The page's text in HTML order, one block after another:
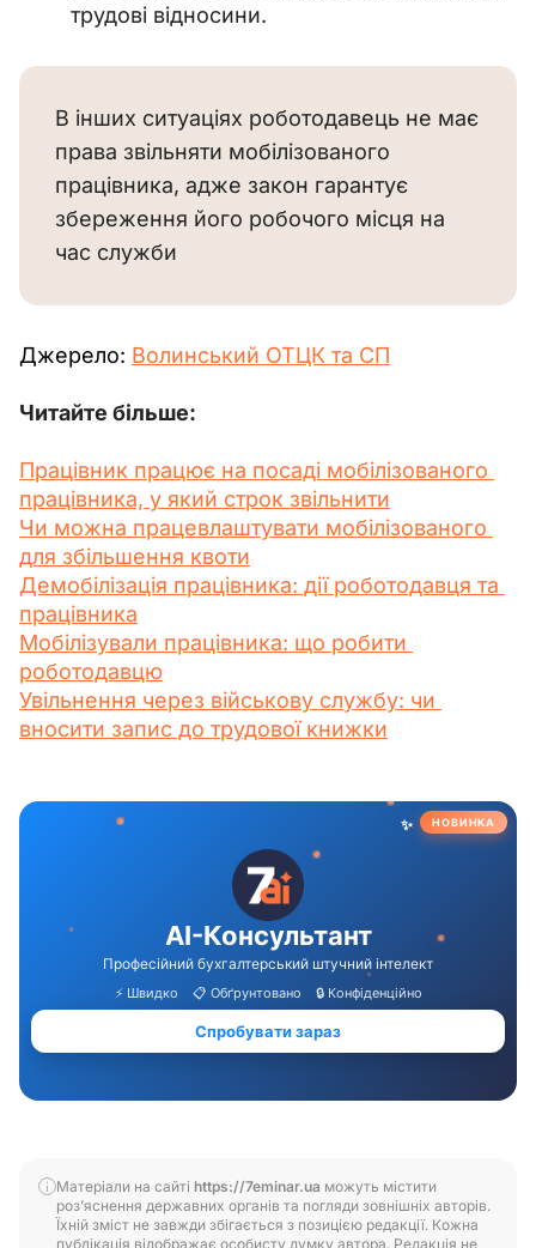
трудові відносини.
В інших ситуаціях роботодавець не має
права звільняти мобілізованого
працівника, адже закон гарантує
збереження його робочого місця на
час служби
Джерело: Волинський ОТЦК та СП
Читайте більше:
Працівник працює на посаді мобілізованого
працівника, у який строк звільнити
Чи можна працевлаштувати мобілізованого
для збільшення квоти
Демобілізація працівника: дії роботодавця та
працівника
Мобілізували працівника: що робити
роботодавцю
Увільнення через військову службу: чи
вносити запис до трудової книжки
Матеріали на сайті https://7eminar.ua можуть містити
роз’яснення державних органів та погляди зовнішніх авторів.
Їхній зміст не завжди збігається з позицією редакції. Кожна
публікація відображає особисту думку автора. Редакція не